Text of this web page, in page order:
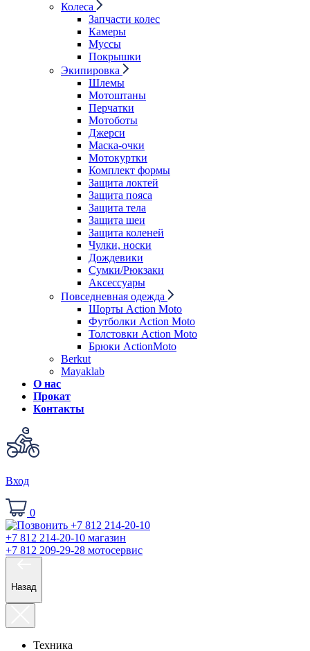
Колеса
Запчасти колес
Камеры
Муссы
Покрышки
Экипировка
Шлемы
Мотоштаны
Перчатки
Мотоботы
Джерси
Маска-очки
Мотокуртки
Комплект формы
Защита локтей
Защита пояса
Защита тела
Защита шеи
Защита коленей
Чулки, носки
Дождевики
Сумки/Рюкзаки
Аксессуары
Повседневная одежда
Шорты Action Moto
Футболки Action Moto
Толстовки Action Moto
Брюки ActionMoto
Berkut
Mayaklab
О нас
Прокат
Контакты
Вход
0
+7 812 214-20-10 магазин
+7 812 209-29-28 мотосервис
Назад
Техника